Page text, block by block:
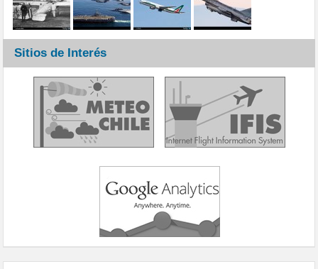
Sitios de Interés